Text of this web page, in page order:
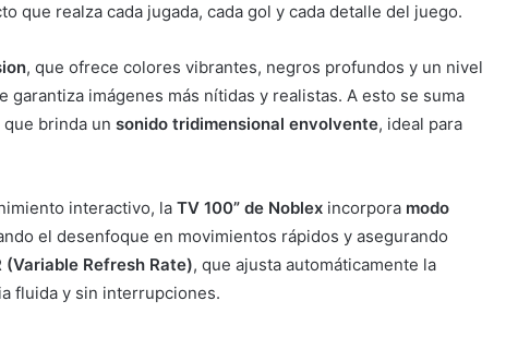
que realza cada jugada, cada gol y cada detalle del juego.
, que ofrece colores vibrantes, negros profundos y un nivel
garantiza imágenes más nítidas y realistas. A esto se suma
que brinda un sonido tridimensional envolvente, ideal para
interactivo, la TV 100” de Noblexincorpora modo
el desenfoque en movimientos rápidos y asegurando
(Variable Refresh Rate), que ajusta automáticamente la
fluida y sin interrupciones.